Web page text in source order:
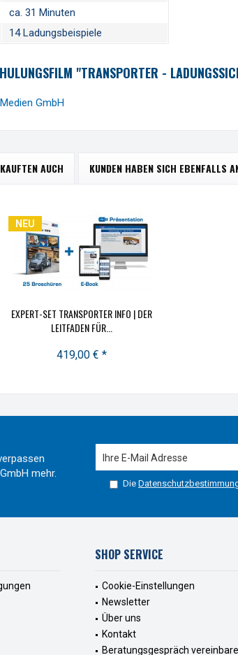
ca. 31 Minuten
14 Ladungsbeispiele
"TRANSPORTER -
GmbH
AUCH KUNDEN HABEN SICH EBENFALLS
NEU
EXPERT-SET TRANSPORTER INFO | DER
LEITFADEN FÜR...
419,00 € *
mehr.
Die
SHOP SERVICE
Cookie-Einstellungen
Newsletter
Über uns
Kontakt
Beratungsgespräch